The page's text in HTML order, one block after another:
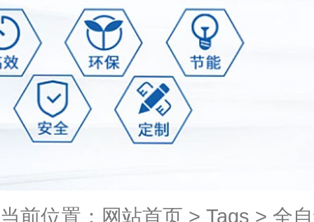
当前位置： 网站首页 > Tags > 全